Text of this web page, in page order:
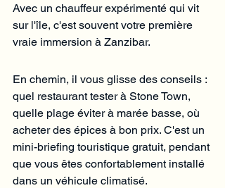
Avec un chauffeur expérimenté qui vit
sur l'île, c'est souvent votre première
vraie immersion à Zanzibar.
En chemin, il vous glisse des conseils :
quel restaurant tester à Stone Town,
quelle plage éviter à marée basse, où
acheter des épices à bon prix. C'est un
mini-briefing touristique gratuit, pendant
que vous êtes confortablement installé
dans un véhicule climatisé.